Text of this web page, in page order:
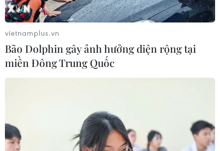
vietnamplus.vn
Bão Dolphin gây ảnh hưởng diện rộng tại
miền Đông Trung Quốc